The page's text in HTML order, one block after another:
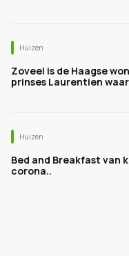
Huizen
Zoveel is de Haagse
prinses Laurentien
Huizen
Bed and Breakfast van
corona..